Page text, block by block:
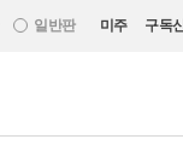
일반판 미주 구독